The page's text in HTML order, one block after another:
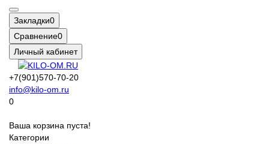
Закладки0
Сравнение0
Личный кабинет
+7(901)570-70-20
info@kilo-om.ru
0
Ваша корзина пуста!
Категории